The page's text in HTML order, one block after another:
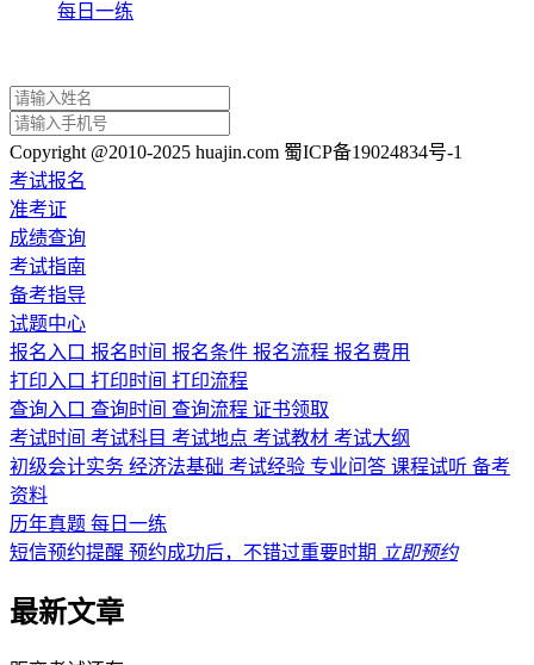
每日一练
Copyright @2010-2025 huajin.com 蜀ICP备19024834号-1
考试报名
准考证
成绩查询
考试指南
备考指导
试题中心
报名入口 报名时间 报名条件 报名流程 报名费用
打印入口 打印时间 打印流程
查询入口 查询时间 查询流程 证书领取
考试时间 考试科目 考试地点 考试教材 考试大纲
初级会计实务 经济法基础 考试经验 专业问答 课程试听 备考
资料
历年真题 每日一练
短信预约提醒 预约成功后，不错过重要时期 立即预约
最新文章